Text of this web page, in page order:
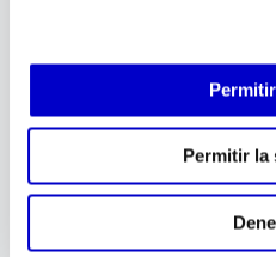
Permitir la
electricidad
Energizar Obras
junio 8, 2026